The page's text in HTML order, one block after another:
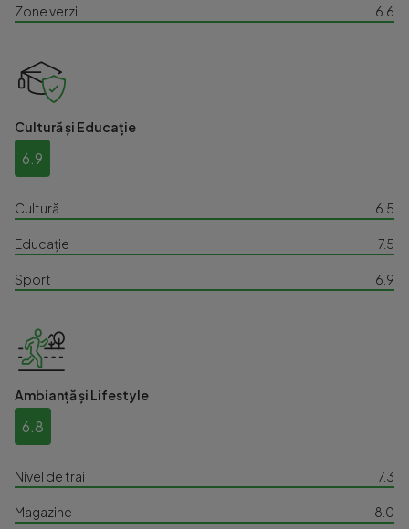
Zone verzi 6.6
Cultură și Educație
6.9
Cultură 6.5
Educație 7.5
Sport 6.9
Ambianță și Lifestyle
6.8
Nivel de trai 7.3
Magazine 8.0